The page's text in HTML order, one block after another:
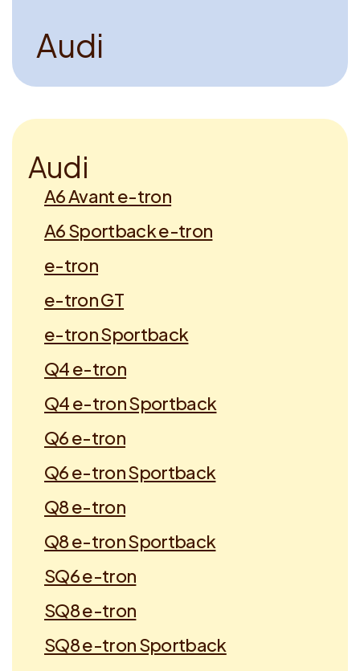
Audi
Audi
A6 Avant e-tron
A6 Sportback e-tron
e-tron
e-tron GT
e-tron Sportback
Q4 e-tron
Q4 e-tron Sportback
Q6 e-tron
Q6 e-tron Sportback
Q8 e-tron
Q8 e-tron Sportback
SQ6 e-tron
SQ8 e-tron
SQ8 e-tron Sportback